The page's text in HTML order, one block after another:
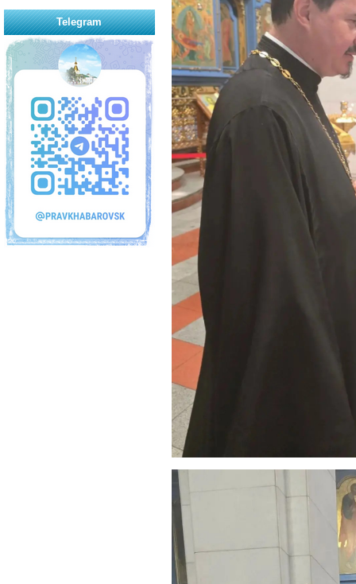
Telegram